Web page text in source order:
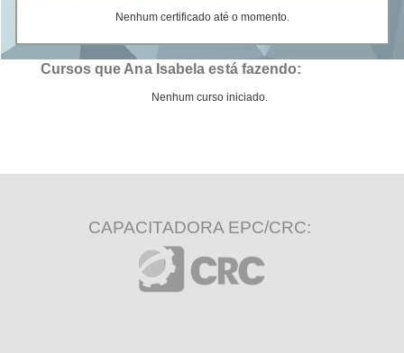
Nenhum certificado até o momento.
Cursos que Ana Isabela está fazendo:
Nenhum curso iniciado.
CAPACITADORA EPC/CRC: